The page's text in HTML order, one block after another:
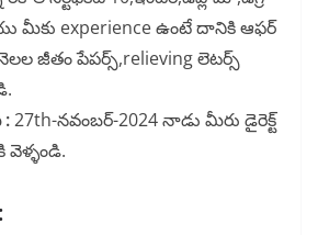
మీకు experience ఉంటే దానికి ఆఫర్
జీతం పేపర్స్,relieving లెటర్స్
:27th-నవంబర్-2024 నాడు మీరు డైరెక్ట్
వెళ్ళండి.